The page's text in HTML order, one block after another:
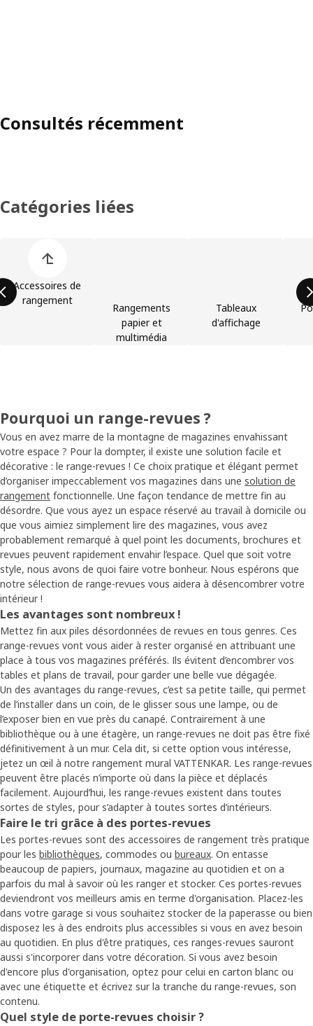
Consultés récemment
Catégories liées
Accessoires de
rangement
Rangements
papier et
multimédia
Tableaux
d'affichage
Pourquoi un range-revues ?
Vous en avez marre de la montagne de magazines envahissant
votre espace ? Pour la dompter, il existe une solution facile et
décorative : le range-revues ! Ce choix pratique et élégant permet
d’organiser impeccablement vos magazines dans une solution de
rangement fonctionnelle. Une façon tendance de mettre fin au
désordre. Que vous ayez un espace réservé au travail à domicile ou
que vous aimiez simplement lire des magazines, vous avez
probablement remarqué à quel point les documents, brochures et
revues peuvent rapidement envahir l’espace. Quel que soit votre
style, nous avons de quoi faire votre bonheur. Nous espérons que
notre sélection de range-revues vous aidera à désencombrer votre
intérieur !
Les avantages sont nombreux !
Mettez fin aux piles désordonnées de revues en tous genres. Ces
range-revues vont vous aider à rester organisé en attribuant une
place à tous vos magazines préférés. Ils évitent d’encombrer vos
tables et plans de travail, pour garder une belle vue dégagée.
Un des avantages du range-revues, c’est sa petite taille, qui permet
de l’installer dans un coin, de le glisser sous une lampe, ou de
l’exposer bien en vue près du canapé. Contrairement à une
bibliothèque ou à une étagère, un range-revues ne doit pas être fixé
définitivement à un mur. Cela dit, si cette option vous intéresse,
jetez un œil à notre rangement mural VATTENKAR. Les range-revues
peuvent être placés n’importe où dans la pièce et déplacés
facilement. Aujourd’hui, les range-revues existent dans toutes
sortes de styles, pour s’adapter à toutes sortes d’intérieurs.
Faire le tri grâce à des portes-revues
Les portes-revues sont des accessoires de rangement très pratique
pour les bibliothèques, commodes ou bureaux. On entasse
beaucoup de papiers, journaux, magazine au quotidien et on a
parfois du mal à savoir où les ranger et stocker. Ces portes-revues
deviendront vos meilleurs amis en terme d'organisation. Placez-les
dans votre garage si vous souhaitez stocker de la paperasse ou bien
disposez les à des endroits plus accessibles si vous en avez besoin
au quotidien. En plus d'être pratiques, ces ranges-revues sauront
aussi s'incorporer dans votre décoration. Si vous avez besoin
d'encore plus d'organisation, optez pour celui en carton blanc ou
avec une étiquette et écrivez sur la tranche du range-revues, son
contenu.
Quel style de porte-revues choisir ?